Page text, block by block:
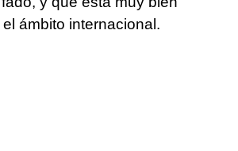
ámbito internacional.